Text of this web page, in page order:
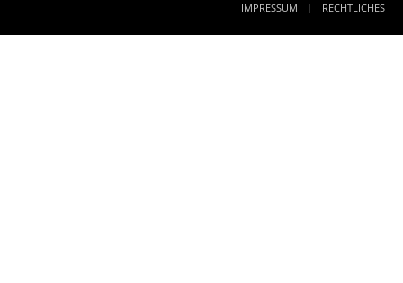
IMPRESSUM
RECHTLICHES